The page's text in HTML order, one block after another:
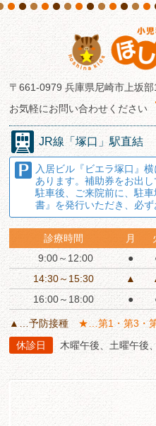
〒661-0979兵庫県尼崎市上坂
お気軽にお問い合わせください
JR線 「塚口」駅直結
入居ビル『ビエラ塚口』
あります。補助券をお出し
駐車後、ご来院前に、駐
書』を発行いただき、必ず
診療時間 月
9:00～12:00
●
14:30～15:30
▲
16:00～18:00
●
▲…予防接種
★…第1・第3・
休診日
木曜午後、土曜午後